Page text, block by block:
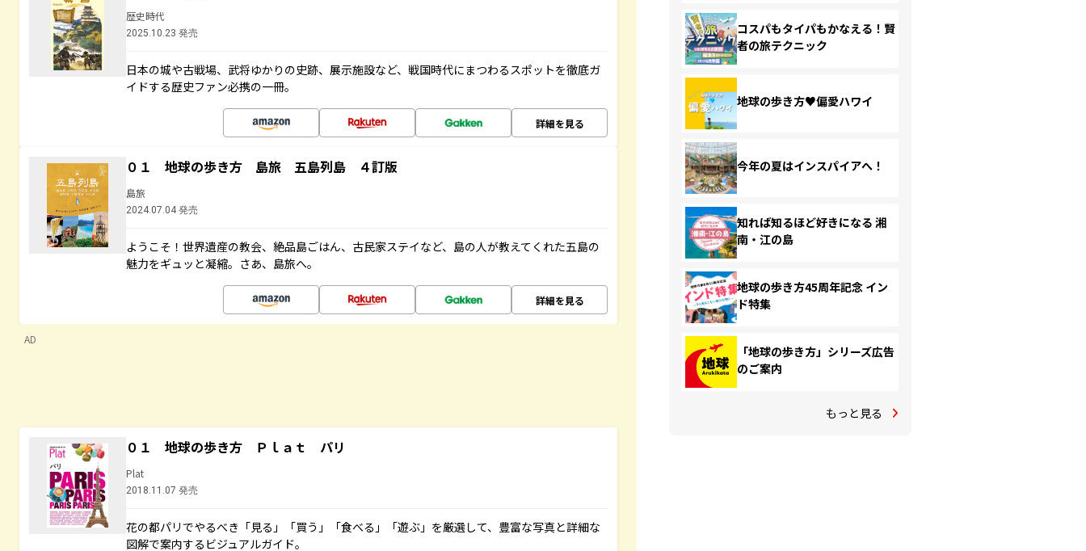
歴史時代
2025.10.23 発売
日本の城や古戦場、武将ゆかりの史跡、展示施設など、戦国時代にまつわるスポットを徹底ガ
イドする歴史ファン必携の一冊。
詳細を見る
０１ 地球の歩き方 島旅 五島列島 ４訂版
島旅
2024.07.04 発売
ようこそ！世界遺産の教会、絶品島ごはん、古民家ステイなど、島の人が教えてくれた五島の
魅力をギュッと凝縮。さあ、島旅へ。
詳細を見る
AD
０１ 地球の歩き方 Ｐｌａｔ パリ
Plat
2018.11.07 発売
花の都パリでやるべき「見る」「買う」「食べる」「遊ぶ」を厳選して、豊富な写真と詳細な
図解で案内するビジュアルガイド。
コスパもタイパもかなえる！賢
者の旅テクニック
地球の歩き方♥偏愛ハワイ
今年の夏はインスパイアへ！
知れば知るほど好きになる 湘
南・江の島
地球の歩き方45周年記念 イン
ド特集
「地球の歩き方」シリーズ広告
のご案内
もっと見る